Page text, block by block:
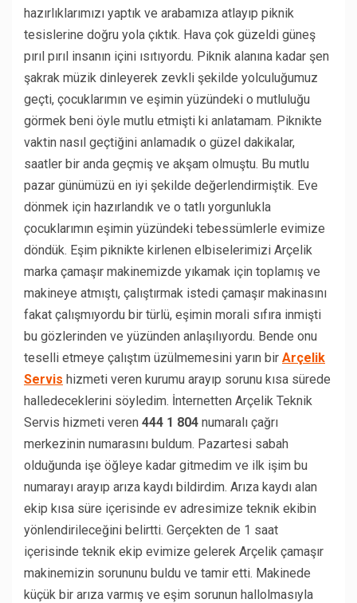
hazırlıklarımızı yaptık ve arabamıza atlayıp piknik
tesislerine doğru yola çıktık. Hava çok güzeldi güneş
pırıl pırıl insanın içini ısıtıyordu. Piknik alanına kadar şen
şakrak müzik dinleyerek zevkli şekilde yolculuğumuz
geçti, çocuklarımın ve eşimin yüzündeki o mutluluğu
görmek beni öyle mutlu etmişti ki anlatamam. Piknikte
vaktin nasıl geçtiğini anlamadık o güzel dakikalar,
saatler bir anda geçmiş ve akşam olmuştu. Bu mutlu
pazar günümüzü en iyi şekilde değerlendirmiştik. Eve
dönmek için hazırlandık ve o tatlı yorgunlukla
çocuklarımın eşimin yüzündeki tebessümlerle evimize
döndük. Eşim piknikte kirlenen elbiselerimizi Arçelik
marka çamaşır makinemizde yıkamak için toplamış ve
makineye atmıştı, çalıştırmak istedi çamaşır makinasını
fakat çalışmıyordu bir türlü, eşimin morali sıfıra inmişti
bu gözlerinden ve yüzünden anlaşılıyordu. Bende onu
teselli etmeye çalıştım üzülmemesini yarın bir Arçelik
Servis hizmeti veren kurumu arayıp sorunu kısa sürede
halledeceklerini söyledim. İnternetten Arçelik Teknik
Servis hizmeti veren 444 1 804 numaralı çağrı
merkezinin numarasını buldum. Pazartesi sabah
olduğunda işe öğleye kadar gitmedim ve ilk işim bu
numarayı arayıp arıza kaydı bildirdim. Arıza kaydı alan
ekip kısa süre içerisinde ev adresimize teknik ekibin
yönlendirileceğini belirtti. Gerçekten de 1 saat
içerisinde teknik ekip evimize gelerek Arçelik çamaşır
makinemizin sorununu buldu ve tamir etti. Makinede
küçük bir arıza varmış ve eşim sorunun hallolmasıyla